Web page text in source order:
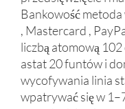
Bankowość
, Mastercard ,
liczbą atomową
astat 20 funtów i
wycofywania linia
wpatrywać się w